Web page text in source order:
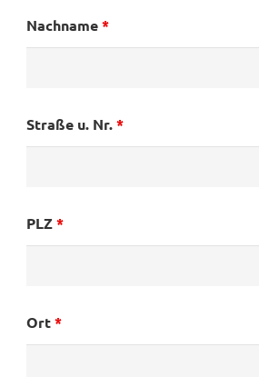
Nachname*
Straße u. Nr.*
PLZ*
Ort*